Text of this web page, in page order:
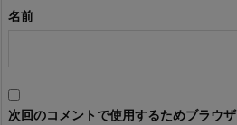
名前
次回のコメントで使用するためブラウ